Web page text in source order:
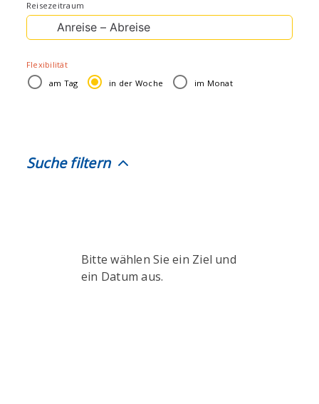
Suche
Reisezeitraum
Flexibilität
am Tag
in der Woche im Monat
Suche filtern
Bitte wählen Sie ein Ziel und
ein Datum aus.